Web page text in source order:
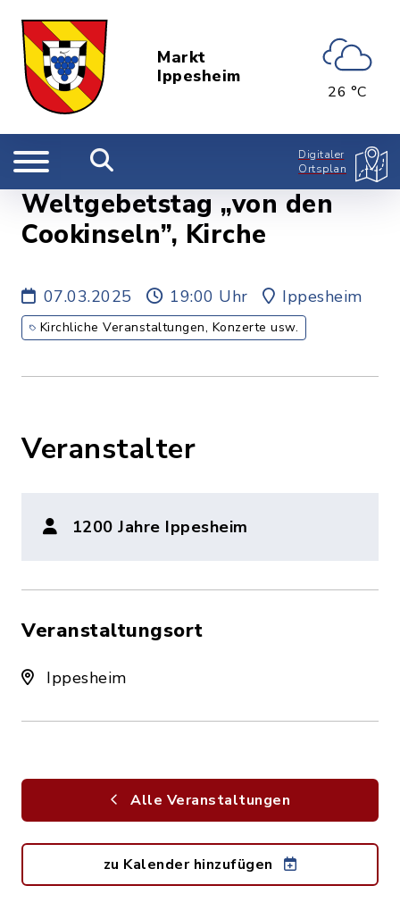
Markt
Ippesheim
26 °C
Digitaler
Ortsplan
Weltgebetstag „von den
Cookinseln”, Kirche
07.03.2025 19:00 Uhr Ippesheim
Kirchliche Veranstaltungen, Konzerte usw.
Veranstalter
1200 Jahre Ippesheim
Veranstaltungsort
Ippesheim
Alle Veranstaltungen
zu Kalender hinzufügen